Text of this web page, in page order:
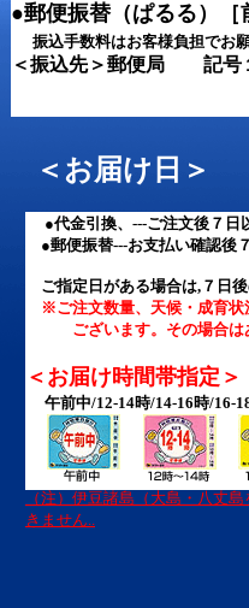
＜お届け日＞
●代金引換、---ご注文後７日
●郵便振替---お支払い確認後
ご指定日がある場合は,７日後
※ご注文数量、天候・成育状
ございます。その場合はあ
＜お届け時間帯指定＞
午前中/12-14時/14-16時/16-
（注）伊豆諸島（大島・八丈
きません..
●郵便振替（ぱるる）［
振込手数料はお客様負担でお
＜振込先＞郵便局 記号
口座名義